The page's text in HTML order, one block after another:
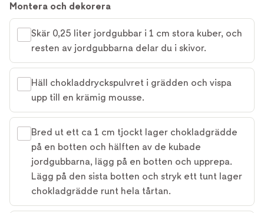
Montera och dekorera
Skär 0,25 liter jordgubbar i 1 cm stora kuber, och
resten av jordgubbarna delar du i skivor.
Häll chokladdryckspulvret i grädden och vispa
upp till en krämig mousse.
Bred ut ett ca 1 cm tjockt lager chokladgrädde
på en botten och hälften av de kubade
jordgubbarna, lägg på en botten och upprepa.
Lägg på den sista botten och stryk ett tunt lager
chokladgrädde runt hela tårtan.